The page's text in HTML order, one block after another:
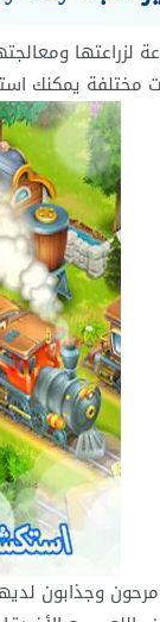
لزراعتها
مختلفة يمكنك
وجذابون